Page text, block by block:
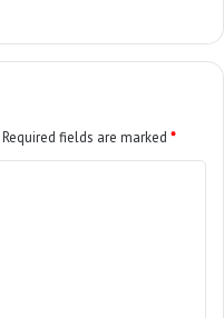
Required fields are marked *